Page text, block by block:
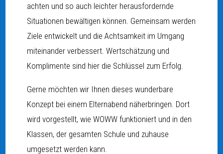
achten und so auch leichter herausfordernde
Situationen bewältigen können. Gemeinsam werden
Ziele entwickelt und die Achtsamkeit im Umgang
miteinander verbessert. Wertschätzung und
Komplimente sind hier die Schlüssel zum Erfolg.
Gerne möchten wir Ihnen dieses wunderbare
Konzept bei einem Elternabend näherbringen. Dort
wird vorgestellt, wie WOWW funktioniert und in den
Klassen, der gesamten Schule und zuhause
umgesetzt werden kann.